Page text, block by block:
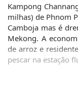
Kampong
milhas) de Phnom
Camboja mas é
Mekong. A
de arroz e
pescar na estação